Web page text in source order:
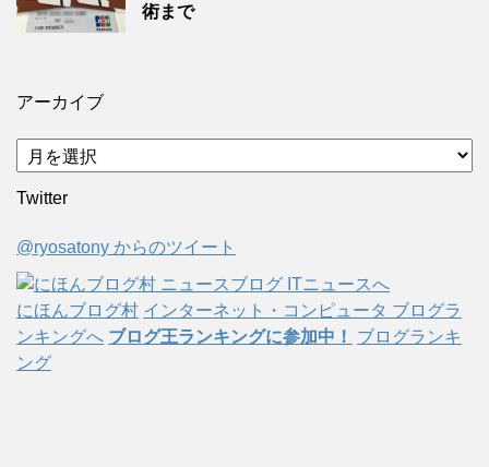
術まで
アーカイブ
ア
ー
カ
ブ
Twitter
@ryosatony からのツイート
にほんブログ村 インターネット・コンピュータ ブログラ
ンキングへ ブログ王ランキングに参加中！
ブログランキ
ング